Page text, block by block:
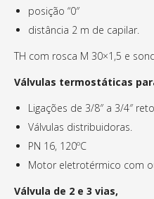
posição “0″
distância 2 m de capilar.
TH com rosca M 30×1,5 e
Válvulas termostáticas
Ligações de 3/8″ a 3/4″
Válvulas distribuidoras.
PN 16, 120ºC
Motor eletrotérmico com
Válvula de 2 e 3 vias,